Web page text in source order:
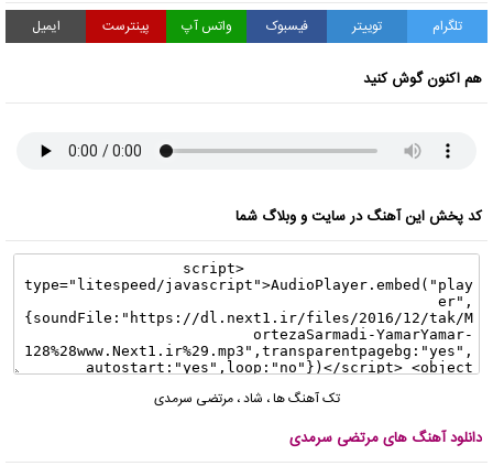
تلگرام توییتر فیسبوک واتس آپ پینترست ایمیل
هم اکنون گوش کنید
کد پخش این آهنگ در سایت و وبلاگ شما
تک آهنگ ها، شاد،مرتضی سرمدی
دانلود آهنگ های مرتضی سرمدی